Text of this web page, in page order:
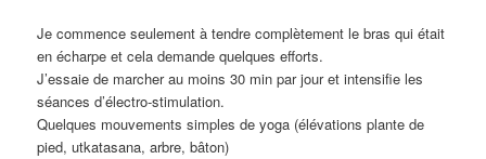
Je commence seulement à tendre complètement le bras qui était
en écharpe et cela demande quelques efforts.
J’essaie de marcher au moins 30 min par jour et intensifie les
séances d’électro-stimulation.
Quelques mouvements simples de yoga (élévations plante de
pied, utkatasana, arbre, bâton)